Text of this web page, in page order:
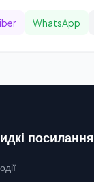
WhatsApp
посилання